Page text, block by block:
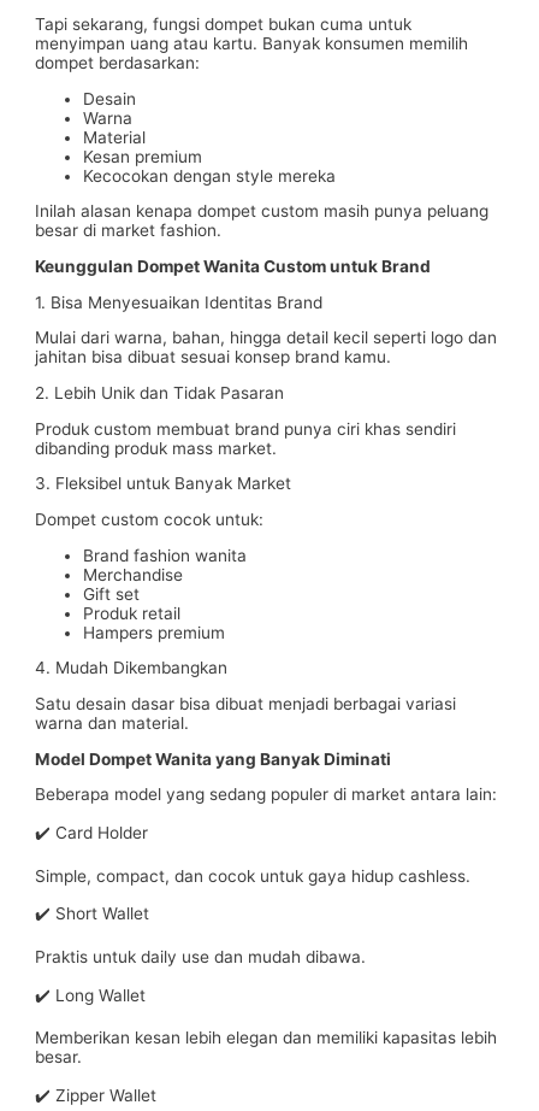
Tapi sekarang, fungsi dompet bukan cuma untuk
menyimpan uang atau kartu. Banyak konsumen memilih
dompet berdasarkan:
Desain
Warna
Material
Kesan premium
Kecocokan dengan style mereka
Inilah alasan kenapa dompet custom masih punya peluang
besar di market fashion.
Keunggulan Dompet Wanita Custom untuk Brand
1. Bisa Menyesuaikan Identitas Brand
Mulai dari warna, bahan, hingga detail kecil seperti logo dan
jahitan bisa dibuat sesuai konsep brand kamu.
2. Lebih Unik dan Tidak Pasaran
Produk custom membuat brand punya ciri khas sendiri
dibanding produk mass market.
3. Fleksibel untuk Banyak Market
Dompet custom cocok untuk:
Brand fashion wanita
Merchandise
Gift set
Produk retail
Hampers premium
4. Mudah Dikembangkan
Satu desain dasar bisa dibuat menjadi berbagai variasi
warna dan material.
Model Dompet Wanita yang Banyak Diminati
Beberapa model yang sedang populer di market antara lain:
✔️ Card Holder
Simple, compact, dan cocok untuk gaya hidup cashless.
✔️ Short Wallet
Praktis untuk daily use dan mudah dibawa.
✔️ Long Wallet
Memberikan kesan lebih elegan dan memiliki kapasitas lebih
besar.
✔️ Zipper Wallet